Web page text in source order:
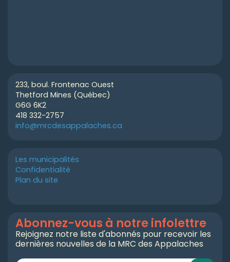
233, boul. Frontenac Ouest
Thetford Mines (Québec)
G6G 6K2
418 332-2757
info@mrcdesappalaches.ca
Les municipalités
Confidentialité
Plan du site
Abonnez-vous à notre infolettre
Rejoignez notre liste d'abonnés pour recevoir les
dernières nouvelles de la MRC des Appalaches